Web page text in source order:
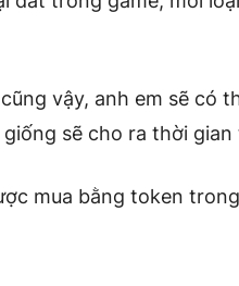
vậy, anh em sẽ có
sẽ cho ra thời
mua bằng token